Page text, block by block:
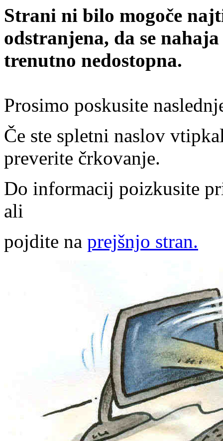
Strani ni bilo mogoče
odstranjena, da se
trenutno nedostopna.
Prosimo poskusite
Če ste spletni naslov
preverite črkovanje.
Do informacij poizkusite
ali
pojdite na prejšnjo stran.